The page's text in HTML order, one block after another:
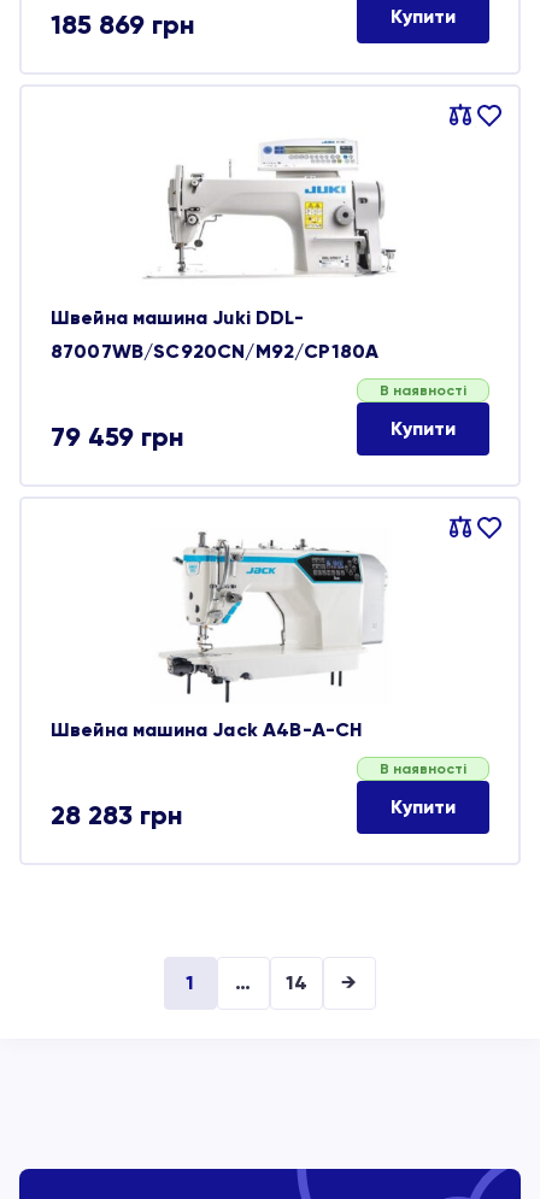
185 869 грн Купити
Порівняти
В
Швейна машина Juki DDL-
87007WB/SC920CN/M92/CP180A
79 459 грн
В наявності
Купити
Порівняти
В
Швейна машина Jack A4B-A-CH
28 283 грн
В наявності
Купити
1 … 14 →